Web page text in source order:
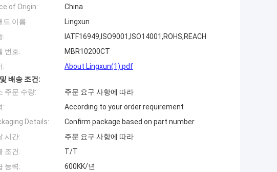
of Origin:
China
드 이름:
Lingxun
:
IATF16949,ISO9001,ISO14001,ROHS,REACH
번호:
MBR10200CT
:
About Lingxun(1).pdf
배송 조건:
주문 수량:
주문 요구 사항에 따라
:
According to your order requirement
Details:
Confirm package based on part number
시간:
주문 요구 사항에 따라
조건:
T/T
능력:
600KK/년